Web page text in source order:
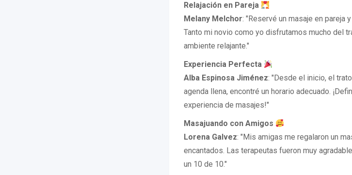
Relajación en Pareja
Melany Melchor: "Reservé un masaje en pareja
Tanto mi novio como yo disfrutamos mucho del
ambiente relajante."
Experiencia Perfecta
Alba Espinosa Jiménez: "Desde el inicio, el
agenda llena, encontré un horario adecuado.
experiencia de masajes!"
Masajuando con Amigos
Lorena Galvez: "Mis amigas me regalaron un
encantados. Las terapeutas fueron muy
un 10 de 10."